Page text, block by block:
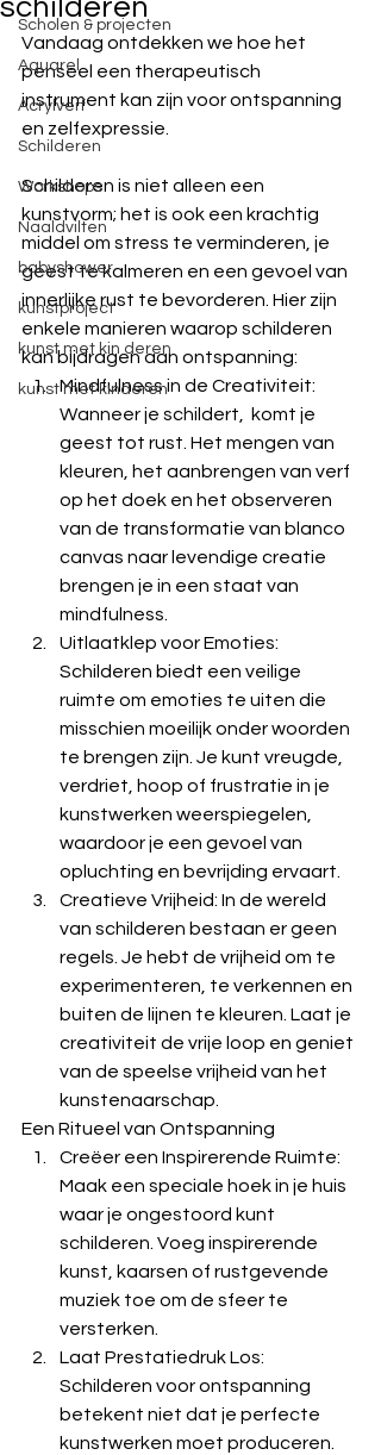
Scholen & projecten
Aquarel
Acrylverf
Schilderen
Workshops
Naaldvilten
babyshower
kunstproject
kunst met kin deren
kunst met kinderen
schilderen
Vandaag ontdekken we hoe het
penseel een therapeutisch
instrument kan zijn voor ontspanning
en zelfexpressie.
Schilderen is niet alleen een
kunstvorm; het is ook een krachtig
middel om stress te verminderen, je
geest te kalmeren en een gevoel van
innerlijke rust te bevorderen. Hier zijn
enkele manieren waarop schilderen
kan bijdragen aan ontspanning:
Mindfulness in de Creativiteit:
Wanneer je schildert,  komt je
geest tot rust. Het mengen van
kleuren, het aanbrengen van verf
op het doek en het observeren
van de transformatie van blanco
canvas naar levendige creatie
brengen je in een staat van
mindfulness.
Uitlaatklep voor Emoties:
Schilderen biedt een veilige
ruimte om emoties te uiten die
misschien moeilijk onder woorden
te brengen zijn. Je kunt vreugde,
verdriet, hoop of frustratie in je
kunstwerken weerspiegelen,
waardoor je een gevoel van
opluchting en bevrijding ervaart.
Creatieve Vrijheid: In de wereld
van schilderen bestaan er geen
regels. Je hebt de vrijheid om te
experimenteren, te verkennen en
buiten de lijnen te kleuren. Laat je
creativiteit de vrije loop en geniet
van de speelse vrijheid van het
kunstenaarschap.
Een Ritueel van Ontspanning
Creëer een Inspirerende Ruimte:
Maak een speciale hoek in je huis
waar je ongestoord kunt
schilderen. Voeg inspirerende
kunst, kaarsen of rustgevende
muziek toe om de sfeer te
versterken.
Laat Prestatiedruk Los:
Schilderen voor ontspanning
betekent niet dat je perfecte
kunstwerken moet produceren.